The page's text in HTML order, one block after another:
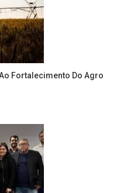
Fortalecimento Do Agro